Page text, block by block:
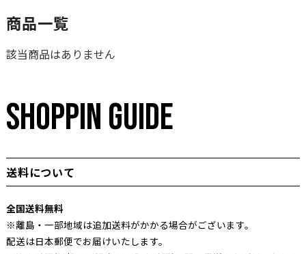
商品一覧
該当商品はありません
SHOPPIN GUIDE
送料について
全国送料無料
※離島・一部地域は追加送料がかかる場合がございます。
配送は日本郵便でお届けいたします。